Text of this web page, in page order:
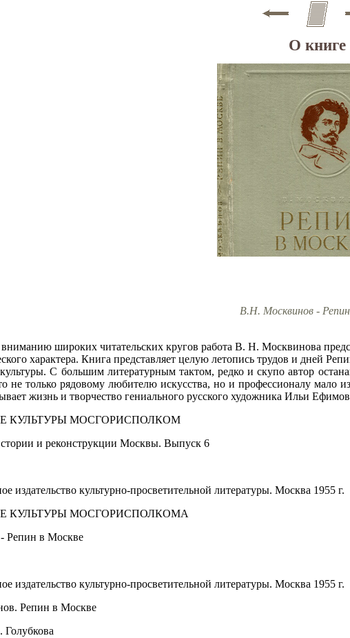
О книге
В.Н. Москвинов -
широких читательских кругов работа В. Н. Москвинова
характера. Книга представляет целую летопись трудов и дней
С большим литературным тактом, редко и скупо автор
не только рядовому любителю искусства, но и профессионалу
жизнь и творчество гениального русского художника Ильи
КУЛЬТУРЫ МОСГОРИСПОЛКОМ
и реконструкции Москвы. Выпуск 6
издательство культурно-просветительной литературы. Москва 1955 г.
КУЛЬТУРЫ МОСГОРИСПОЛКОМА
Репин в Москве
издательство культурно-просветительной литературы. Москва 1955 г.
Репин в Москве